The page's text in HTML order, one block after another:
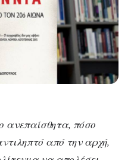
ανεπαίσθητα, πόσο
από την αρχή,